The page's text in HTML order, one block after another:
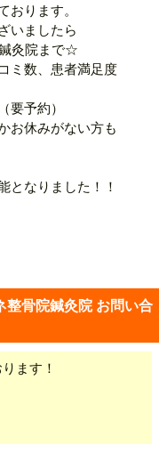
おります。
いましたら
灸院まで☆
ミ数、患者満足度
要予約）
お休みがない方も
となりました！！
整骨院鍼灸院 お問い合